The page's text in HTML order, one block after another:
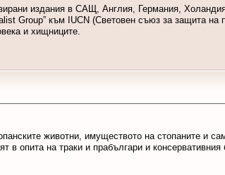
издания в САЩ, Англия, Германия,
Group” към IUСN (Световен съюз за защита на
и хищниците.
животни, имуществото на стопаните и
в опита на траки и прабългари и